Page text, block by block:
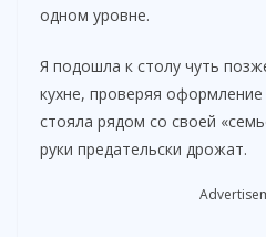
одном уровне.
Я подошла к столу чуть
кухне, проверяя
стояла рядом со своей
руки предательски дрожат.